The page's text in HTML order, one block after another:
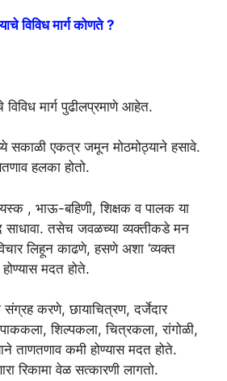
विविध मार्ग कोणते ?
मार्ग पुढीलप्रमाणे आहेत.
सकाळी एकत्र जमून मोठमोठ्याने हसावे.
हलका होतो.
, भाऊ-बहिणी, शिक्षक व पालक या
साधावा. तसेच जवळच्या व्यक्तीकडे मन
लिहून काढणे, हसणे अशा ‘व्यक्त
होण्यास मदत होते.
करणे, छायाचित्रण, दर्जेदार
शिल्पकला, चित्रकला, रांगोळी,
ताणतणाव कमी होण्यास मदत होते.
रिकामा वेळ सत्कारणी लागतो.